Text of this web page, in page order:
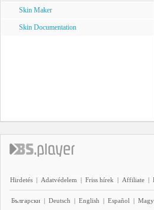
Skin Maker
Skin Documentation
Hirdetés | Adatvédelem | Friss hírek | Affiliate |
Български | Deutsch | English | Español |